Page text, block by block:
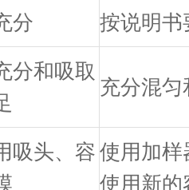
分 按说明书
分和吸取
充分混
吸头、容 使用加样
使用新的